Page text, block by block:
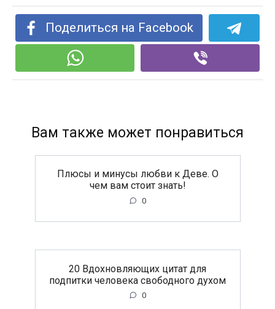
Поделиться на Facebook
Вам также может понравиться
Плюсы и минусы любви к Деве. О
чем вам стоит знать!
0
20 Вдохновляющих цитат для
подпитки человека свободного духом
0